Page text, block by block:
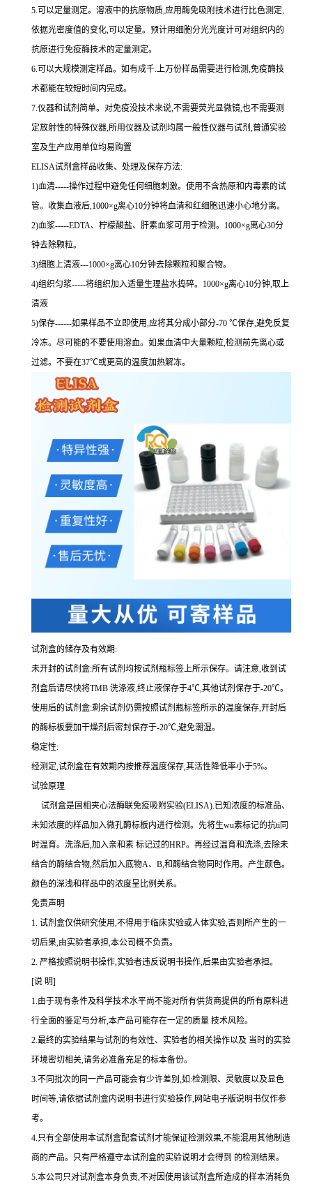
5.可以定量测定。溶液中的抗原物质,应用酶免吸附技术进行比色测定,
依据光密度值的变化,可以定量。预计用细胞分光光度计可对组织内的
抗原进行免疫酶技术的定量测定。
6.可以大规模测定样品。如有成千.上万份样品需要进行检测,免疫酶技
术都能在较短时间内完成。
7.仪器和试剂简单。对免疫没技术来说,不需要荧光显微镜,也不需要测
定放射性的特殊仪器,所用仪器及试剂均属一般性仪器与试剂,普通实验
室及生产应用单位均易购置
ELISA试剂盒样品收集、处理及保存方法:
1)血清-----操作过程中避免任何细胞刺激。使用不含热原和内毒素的试
管。收集血液后,1000×g离心10分钟将血清和红细胞迅速小心地分离。
2)血浆-----EDTA、柠檬酸盐、肝素血浆可用于检测。1000×g离心30分
钟去除颗粒。
3)细胞上清液---1000×g离心10分钟去除颗粒和聚合物。
4)组织匀浆-----将组织加入适量生理盐水捣碎。1000×g离心10分钟,取上
清液
5)保存------如果样品不立即使用,应将其分成小部分-70 ℃保存,避免反复
冷冻。尽可能的不要使用溶血。如果血清中大量颗粒,检测前先离心或
过滤。不要在37℃或更高的温度加热解冻。
试剂盒的储存及有效期:
未开封的试剂盒:所有试剂均按试剂瓶标签上所示保存。请注意,收到试
剂盒后请尽快将TMB 洗涤液,终止液保存于4℃,其他试剂保存于-20℃。
使用后的试剂盒:剩余试剂仍需按照试剂瓶标签所示的温度保存,开封后
的酶标板要加干燥剂后密封保存于-20℃,避免潮湿。
稳定性:
经测定,试剂盒在有效期内按推荐温度保存,其活性降低率小于5%。
试验原理
试剂盒是固相夹心法酶联免疫吸附实验(ELISA).已知浓度的标准品、
未知浓度的样品加入微孔酶标板内进行检测。先将生wu素标记的抗ti 同
时温育。洗涤后,加入亲和素 标记过的HRP。再经过温育和洗涤,去除未
结合的酶结合物,然后加入底物A、B,和酶结合物同时作用。产生颜色。
颜色的深浅和样品中的浓度呈比例关系。
免责声明
1. 试剂盒仅供研究使用,不得用于临床实验或人体实验,否则所产生的一
切后果,由实验者承担,本公司概不负责。
2. 严格按照说明书操作,实验者违反说明书操作,后果由实验者承担。
[说 明]
1.由于现有条件及科学技术水平尚不能对所有供货商提供的所有原料进
行全面的鉴定与分析,本产品可能存在一定的质量 技术风险。
2.最终的实验结果与试剂的有效性、实验者的相关操作以及 当时的实验
环境密切相关,请务必准备充足的标本备份。
3.不同批次的同一产品可能会有少许差别,如:检测限、灵敏度以及显色
时间等,请依据试剂盒内说明书进行实验操作,网站电子版说明书仅作参
考。
4.只有全部使用本试剂盒配套试剂才能保证检测效果,不能混用其他制造
商的产品。只有严格遵守本试剂盒的实验说明才会得到 的检测结果。
5.本公司只对试剂盒本身负责,不对因使用该试剂盒所造成的样本消耗负